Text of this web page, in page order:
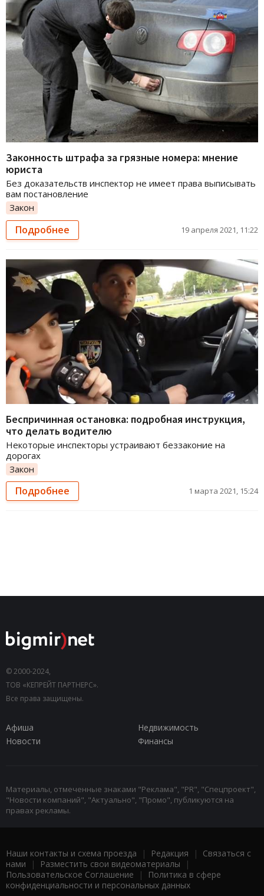
Законность штрафа за грязные номера: мнение
юриста
Без доказательств инспектор не имеет права выписывать
вам постановление
Закон
Подробнее 19 апреля 2021, 11:22
Беспричинная остановка: подробная инструкция,
что делать водителю
Некоторые инспекторы устраивают беззаконие на
дорогах
Закон
Подробнее 1 марта 2021, 15:24
© 2000-2024,
ТОВ «КЕПРЕЙТ ПАРТНЕРС».
Все права защищены.
Афиша
Недвижимость
Новости
Финансы
Материалы, отмеченные знаками "Реклама", "PR", "Спецпроект",
"Новости компаний", "Актуально", "Промо", публикуются на
правах рекламы.
Наши контакты и схема проезда | Редакция | Связаться с
нами | Разместить свои видеоматериалы |
Пользовательское Соглашение |
Политика в сфере
конфиденциальности и персональных данных